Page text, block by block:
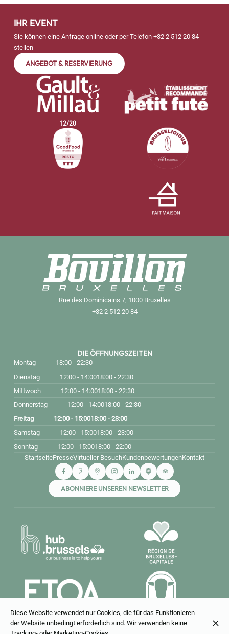
IHR EVENT
Sie können eine Anfrage online oder per Telefon +32 2 512 20 84
stellen
ANGEBOT & RESERVIERUNG
12/20
Rue des Dominicains 7, 1000 Bruxelles
+32 2 512 20 84
DIE ÖFFNUNGSZEITEN
Montag
18:00 - 22:30
Dienstag
12:00 - 14:0018:00 - 22:30
Mittwoch
12:00 - 14:0018:00 - 22:30
Donnerstag
12:00 - 14:0018:00 - 22:30
Freitag
12:00 - 15:0018:00 - 23:00
Samstag
12:00 - 15:0018:00 - 23:00
Sonntag
12:00 - 15:0018:00 - 22:00
StartseitePresseVirtueller BesuchKundenbewertungenKontakt
ABONNIERE UNSEREN NEWSLETTER
Diese Website verwendet nur Cookies, die für das Funktionieren
der Website unbedingt erforderlich sind. Wir verwenden keine